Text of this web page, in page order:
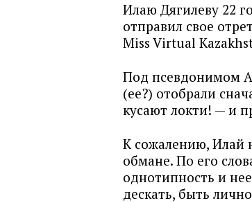
Илаю Дягилеву 22
отправил свое
Miss Virtual
Под псевдонимом
(ее?) отобрали
кусают локти! — и
К сожалению, Илай
обмане. По его
однотипность и
дескать, быть